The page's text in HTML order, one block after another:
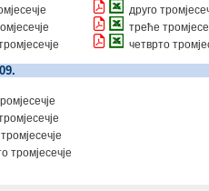
друго
треће
четврто
тромјесечје